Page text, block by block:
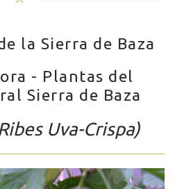
la Sierra de Baza
- Plantas del
Sierra de Baza
Uva-Crispa)